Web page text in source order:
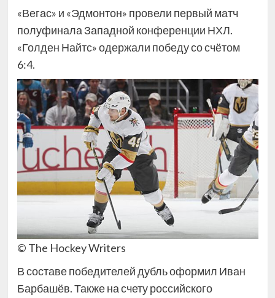
«Вегас» и «Эдмонтон» провели первый матч
полуфинала Западной конференции НХЛ.
«Голден Найтс» одержали победу со счётом
6:4.
© The Hockey Writers
В составе победителей дубль оформил Иван
Барбашёв. Также на счету российского